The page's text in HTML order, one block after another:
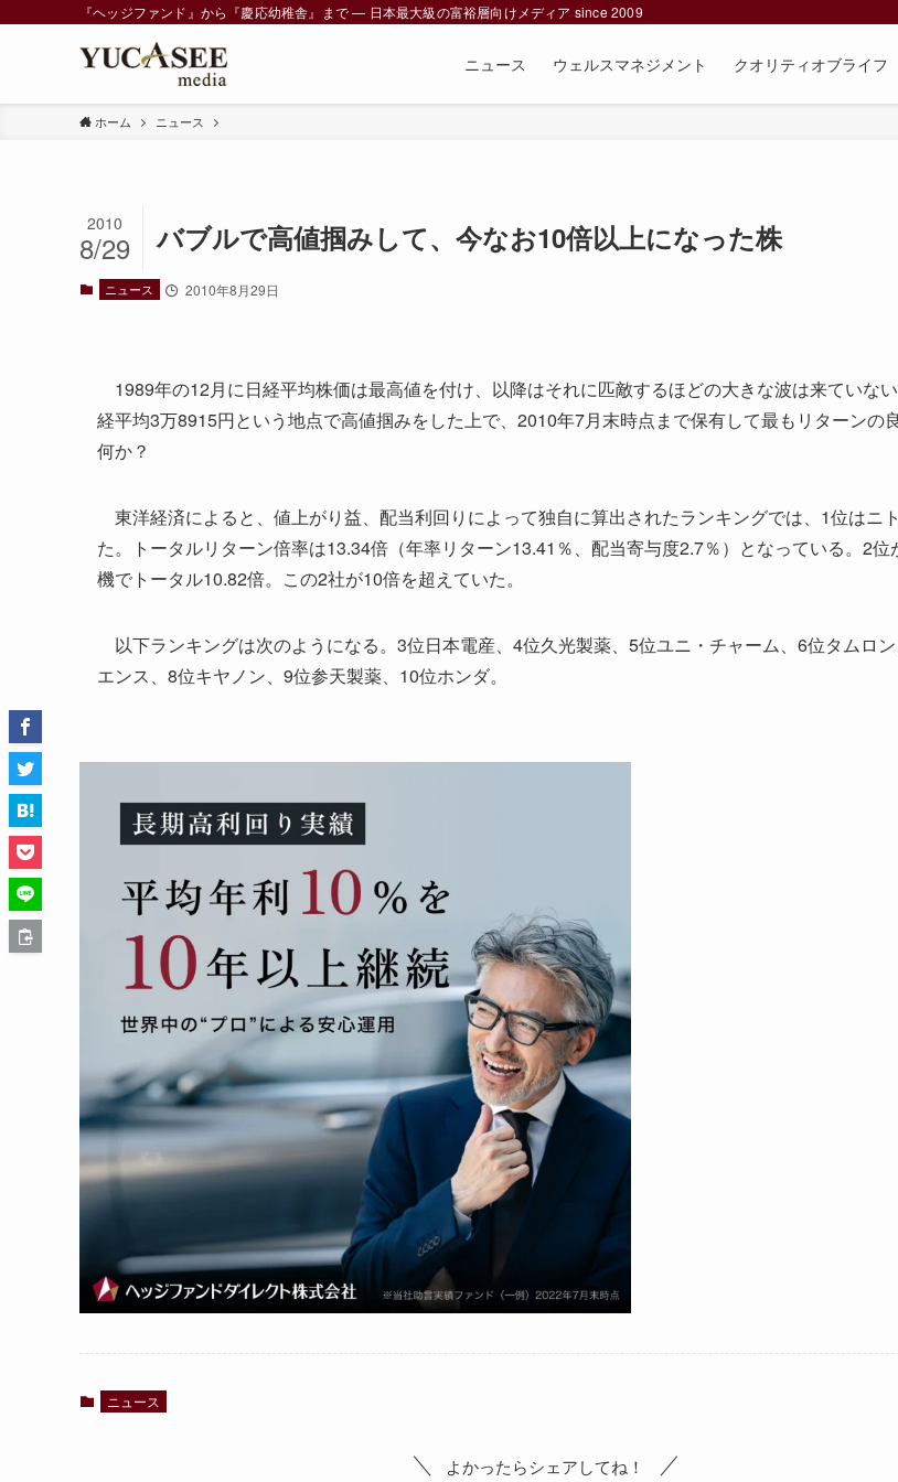
『ヘッジファンド』から『慶応幼稚舎』まで ― 日本最大級の富裕層向けメディア since 2009
ニュース ウェルスマネジメント クオリティオブライフ
ホーム ニュース
バブルで高値掴みして、今なお10倍以上になった株
2010
8/29
ニュース 2010年8月29日
1989年の12月に日経平均株価は最高値を付け、以降はそれに匹敵するほどの大きな波は来ていな
経平均3万8915円という地点で高値掴みをした上で、2010年7月末時点まで保有して最もリターンの
何か？
東洋経済によると、値上がり益、配当利回りによって独自に算出されたランキングでは、1位はニ
た。トータルリターン倍率は13.34倍（年率リターン13.41％、配当寄与度2.7％）となっている。2位
機でトータル10.82倍。この2社が10倍を超えていた。
以下ランキングは次のようになる。3位日本電産、4位久光製薬、5位ユニ・チャーム、6位タムロ
エンス、8位キヤノン、9位参天製薬、10位ホンダ。
ニュース
よかったらシェアしてね！